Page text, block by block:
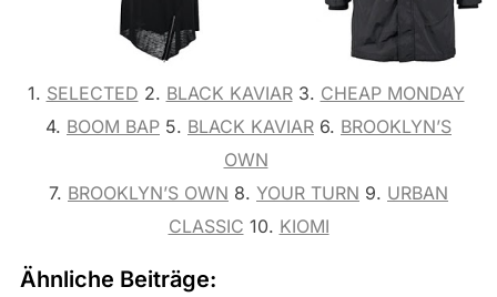
1. SELECTED 2. BLACK KAVIAR3. CHEAP MONDAY
4. BOOM BAP 5. BLACK KAVIAR 6. BROOKLYN’S
OWN
7. BROOKLYN’S OWN 8. YOUR TURN 9. URBAN
CLASSIC 10. KIOMI
Ähnliche Beiträge: